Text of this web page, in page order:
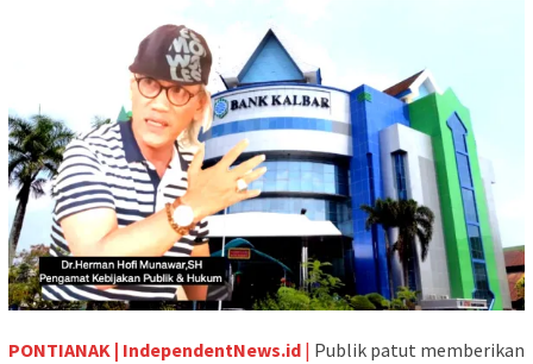
PONTIANAK | IndependentNews.id | Publik patut memberikan